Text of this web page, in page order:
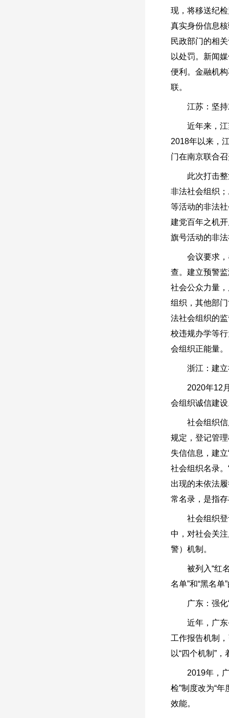
现，将移送纪
真实身份信息
民政部门的相
以处罚。新闻
便利。金融机
联。
江苏：坚持
近年来，江苏
2018年以来，
门在南京联合
此次打击整治
非法社会组织；
等活动的非法
建党百年之机
旗号活动的非
会议要求，各
查。建立预警
社会公众力量
组织，其他部
法社会组织的
校违规办学等
会组织正能量。
浙江：建立
2020年12月
会组织诚信建
社会组织信用
规定，登记管
失信信息，建
社会组织名录
出现的未依法
常名录，是指
社会组织登记
中，对社会关
警）机制。
被列入“红名
名单”和“黑名
广东：强化“
近年，广东省
工作报告机制
以“四个机制”
2019年，广
检”制度改为“
效能。